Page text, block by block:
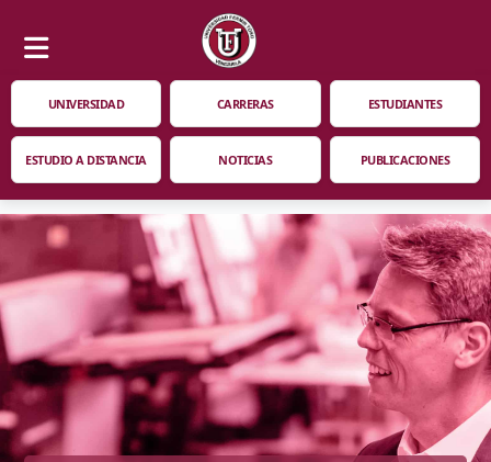
UNIVERSIDAD CARRERAS ESTUDIANTES
ESTUDIO A DISTANCIA NOTICIAS PUBLICACIONES